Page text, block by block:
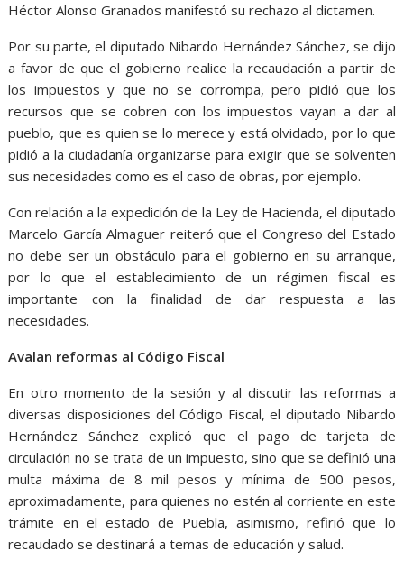
Héctor Alonso Granados manifestó su rechazo al dictamen.
Por su parte, el diputado Nibardo Hernández Sánchez, se dijo
a favor de que el gobierno realice la recaudación a partir de
los impuestos y que no se corrompa, pero pidió que los
recursos que se cobren con los impuestos vayan a dar al
pueblo, que es quien se lo merece y está olvidado, por lo que
pidió a la ciudadanía organizarse para exigir que se solventen
sus necesidades como es el caso de obras, por ejemplo.
Con relación a la expedición de la Ley de Hacienda, el diputado
Marcelo García Almaguer reiteró que el Congreso del Estado
no debe ser un obstáculo para el gobierno en su arranque,
por lo que el establecimiento de un régimen fiscal es
importante con la finalidad de dar respuesta a las
necesidades.
Avalan reformas al Código Fiscal
En otro momento de la sesión y al discutir las reformas a
diversas disposiciones del Código Fiscal, el diputado Nibardo
Hernández Sánchez explicó que el pago de tarjeta de
circulación no se trata de un impuesto, sino que se definió una
multa máxima de 8 mil pesos y mínima de 500 pesos,
aproximadamente, para quienes no estén al corriente en este
trámite en el estado de Puebla, asimismo, refirió que lo
recaudado se destinará a temas de educación y salud.